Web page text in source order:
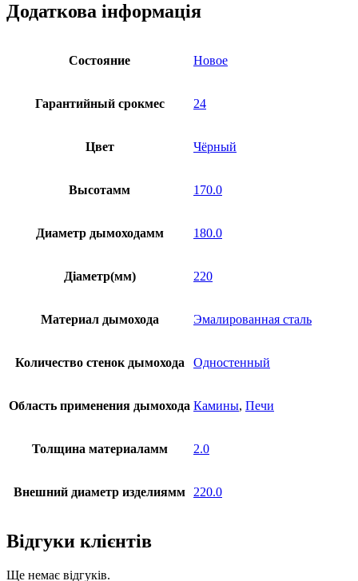
Додаткова інформація
Состояние Новое
Гарантийный срокмес 24
Цвет Чёрный
Высотамм 170.0
Диаметр дымоходамм 180.0
Діаметр(мм) 220
Материал дымохода Эмалированная сталь
Количество стенок дымохода Одностенный
Область применения дымохода Камины, Печи
Толщина материаламм 2.0
Внешний диаметр изделиямм 220.0
Відгуки клієнтів
Ще немає відгуків.